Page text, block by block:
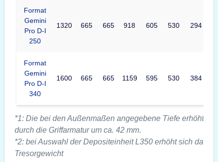
Format
Gemini
Pro D-I
250
1320 665 665 918 605 530 294
Format
Gemini
Pro D-I
340
1600 665 665 1159 595 530 384
*1: Die bei den Außenmaßen angegebene Tiefe erhöht
durch die Griffarmatur um ca. 42 mm.
*2: bei Auswahl der Depositeinheit L350 erhöht sich das
Tresorgewicht